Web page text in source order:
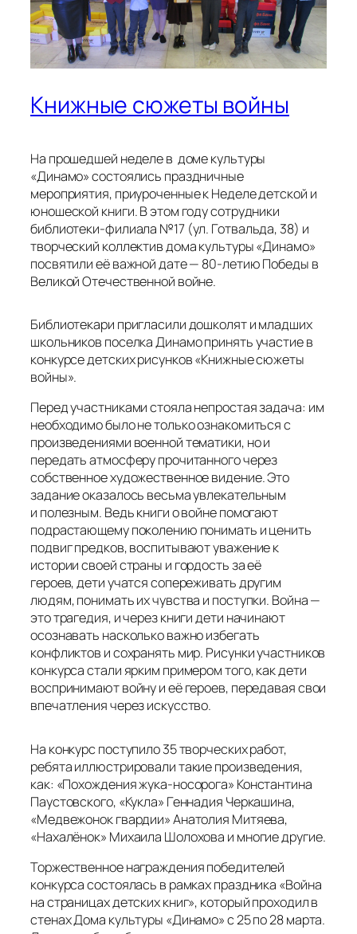
Перед участниками стояла непростая задача: им
необходимо было не только ознакомиться с
произведениями военной тематики, но и
передать атмосферу прочитанного через
задание оказалось весьма увлекательным
подвиг предков, воспитывают уважение к
истории своей страны и гордость за её
героев, дети учатся сопереживать другим
людям, понимать их чувства и поступки. Война —
это трагедия, и через книги дети начинают
осознавать насколько важно избегать
конфликтов и сохранять мир. Рисунки участников
конкурса стали ярким примером того, как дети
впечатления через искусство.
На конкурс поступило 35 творческих работ,
ребята иллюстрировали такие произведения,
Паустовского, «Кукла» Геннадия Черкашина,
«Медвежонок гвардии» Анатолия Митяева,
«Нахалёнок» Михаила Шолохова и многие другие
Торжественное награждения победителей
конкурса состоялась в рамках праздника «Война
на страницах детских книг», который проходил в
стенах Дома культуры «Динамо» с 25 по 28 марта.
Лучшие работы были отмечены дипломами и
полезными призами — альбомами для рисования.
А остальным участникам были вручены памятные
свидетельства.
Мы выражаем благодарность всем юным
подход. Каждый рисунок — это уникальный
взгляд ребёнка на события прошлого,
наполненный искренними эмоциями и
фантазией. Эти маленькие истории помогают
сохранить память о тех, кто сражался за нашу
страну в то тяжелое время и принёс нам эту
Работы участников конкурса оценивались в
четырех возрастных номинациях:
-семьи с дошкольниками 5 лет;